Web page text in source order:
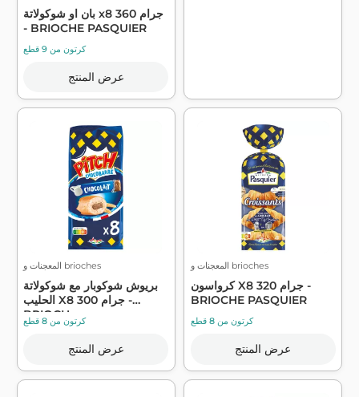
بان او شوكولاتة x8 360 جرام
- BRIOCHE PASQUIER
كرتون من 9 قطع
عرض المنتج
المعجنات و brioches
بريوش شوكوبار مع شوكولاتة
الحليب X8 300 جرام -
BRIOCH...
كرتون من 8 قطع
عرض المنتج
المعجنات و brioches
كرواسون X8 320 جرام -
BRIOCHE PASQUIER
كرتون من 8 قطع
عرض المنتج